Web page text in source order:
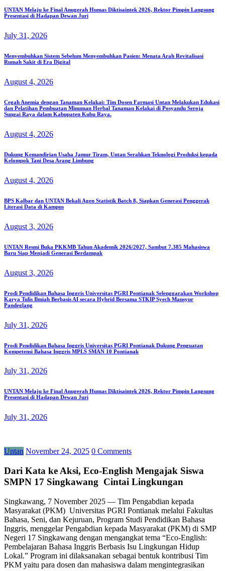
UNTAN Melaju ke Final Anugerah Humas Diktisaintek 2026, Rektor Pimpin Langsung
Presentasi di Hadapan Dewan Juri
July 31, 2026
Menyembuhkan Sistem Sebelum Menyembuhkan Pasien: Menata Arah Revitalisasi
Rumah Sakit di Era Digital
August 4, 2026
Cegah Anemia dengan Tanaman Kelakai: Tim Dosen Farmasi Untan Melakukan Edukasi
dan Pelatihan Pembuatan Minuman Herbal Tanaman Kelakai di Posyandu Seroja
Sungai Raya dalam Kabupaten Kubu Raya.
August 4, 2026
Dukung Kemandirian Usaha Jamur Tiram, Untan Serahkan Teknologi Produksi kepada
Kelompok Tani Desa Arang Limbung
August 4, 2026
BPS Kalbar dan UNTAN Bekali Agen Statistik Batch 8, Siapkan Generasi Penggerak
Literasi Data di Kampus
August 3, 2026
UNTAN Resmi Buka PKKMB Tahun Akademik 2026/2027, Sambut 7.385 Mahasiswa
Baru Siap Menjadi Generasi Berdampak
August 3, 2026
Prodi Pendidikan Bahasa Inggris Universitas PGRI Pontianak Selenggarakan Workshop
Karya Tulis Ilmiah Berbasis AI secara Hybrid Bersama STKIP Syech Mansyur
Pandeglang
July 31, 2026
Prodi Pendidikan Bahasa Inggris Universitas PGRI Pontianak Dukung Penguatan
Kompetensi Bahasa Inggris MPLS SMAN 10 Pontianak
July 31, 2026
UNTAN Melaju ke Final Anugerah Humas Diktisaintek 2026, Rektor Pimpin Langsung
Presentasi di Hadapan Dewan Juri
July 31, 2026
Untan November 24, 2025 0 Comments
Dari Kata ke Aksi, Eco-English Mengajak Siswa
SMPN 17 Singkawang Cintai Lingkungan
Singkawang, 7 November 2025 — Tim Pengabdian kepada
Masyarakat (PKM) Universitas PGRI Pontianak melalui Fakultas
Bahasa, Seni, dan Kejuruan, Program Studi Pendidikan Bahasa
Inggris, menggelar Pengabdian kepada Masyarakat (PKM) di SMP
Negeri 17 Singkawang dengan mengangkat tema “Eco-English:
Pembelajaran Bahasa Inggris Berbasis Isu Lingkungan Hidup
Lokal.” Program ini dilaksanakan sebagai bentuk kontribusi Tim
PKM yaitu para dosen dan mahasiswa dalam mengintegrasikan